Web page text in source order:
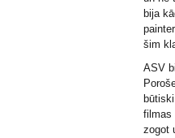
bija
šim
ASV
filmas
zogot